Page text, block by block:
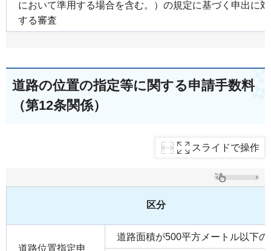
において準用する場合を含む。）の規定に基づく申出に対
する審査
道路の位置の指定等に関する申請手数料
（第12条関係）
スライドで操作
区分
道路位置指定申
道路面積が500平方メートル以下の